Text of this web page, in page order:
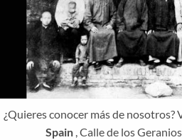
¿Quieres conocer más de nosotros?
Spain , Calle de los